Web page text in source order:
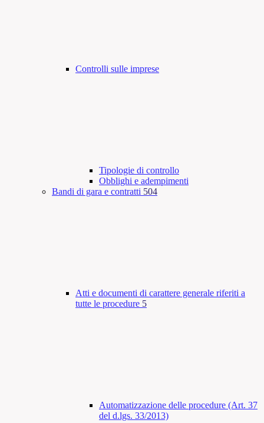
Controlli sulle imprese
Tipologie di controllo
Obblighi e adempimenti
Bandi di gara e contratti 504
Atti e documenti di carattere generale riferiti a
tutte le procedure 5
Automatizzazione delle procedure (Art. 37
del d.lgs. 33/2013)